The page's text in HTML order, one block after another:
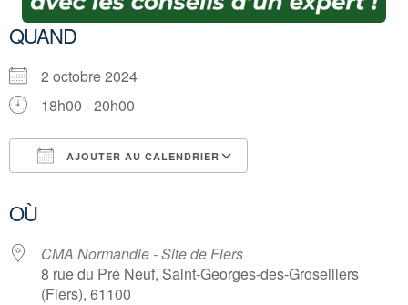
QUAND
2 octobre 2024
18h00 - 20h00
AJOUTER AU CALENDRIER
OÙ
CMA Normandie - Site de Flers
8 rue du Pré Neuf, Saint-Georges-des-Groseillers
(Flers), 61100